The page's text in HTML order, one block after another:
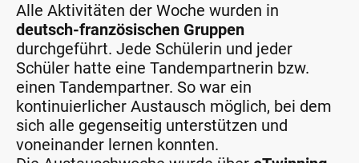
Alle Aktivitäten der Woche wurden in
deutsch-französischen Gruppen
durchgeführt. Jede Schülerin und jeder
Schüler hatte eine Tandempartnerin bzw.
einen Tandempartner. So war ein
kontinuierlicher Austausch möglich, bei dem
sich alle gegenseitig unterstützen und
voneinander lernen konnten.